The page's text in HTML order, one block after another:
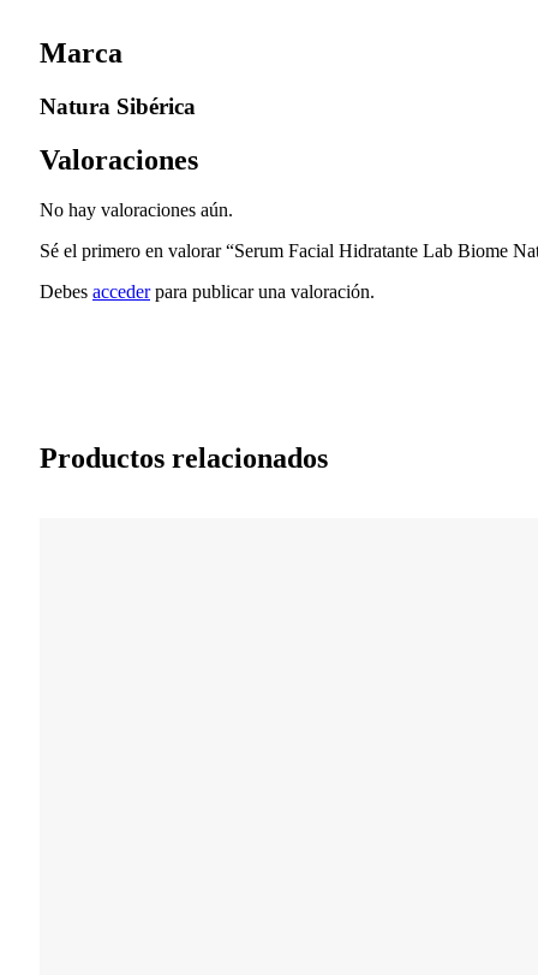
Marca
Natura Sibérica
Valoraciones
No hay valoraciones aún.
Sé el primero en valorar “Serum Facial Hidratante Lab Biome
Debes accederpara publicar una valoración.
Productos relacionados